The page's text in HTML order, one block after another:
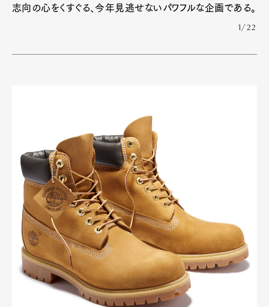
志向の心をくすぐる、今年見逃せないパワフルな企画である。
1/22